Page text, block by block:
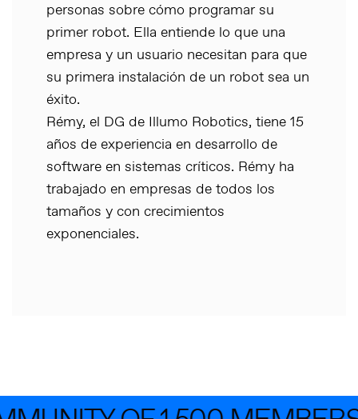
personas sobre cómo programar su
primer robot. Ella entiende lo que una
empresa y un usuario necesitan para que
su primera instalación de un robot sea un
éxito.
Rémy, el DG de Illumo Robotics, tiene 15
años de experiencia en desarrollo de
software en sistemas críticos. Rémy ha
trabajado en empresas de todos los
tamaños y con crecimientos
exponenciales.